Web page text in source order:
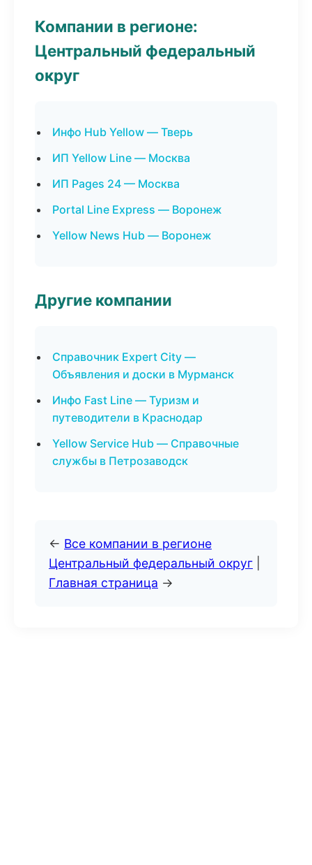
Компании в регионе:
Центральный федеральный
округ
Инфо Hub Yellow — Тверь
ИП Yellow Line — Москва
ИП Pages 24 — Москва
Portal Line Express — Воронеж
Yellow News Hub — Воронеж
Другие компании
Справочник Expert City —
Объявления и доски в Мурманск
Инфо Fast Line — Туризм и
путеводители в Краснодар
Yellow Service Hub — Справочные
службы в Петрозаводск
← Все компании в регионе
Центральный федеральный округ
Главная страница →